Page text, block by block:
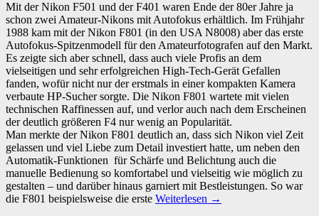
Mit der Nikon F501 und der F401 waren Ende der 80er Jahre ja
schon zwei Amateur-Nikons mit Autofokus erhältlich. Im Frühjahr
1988 kam mit der Nikon F801 (in den USA N8008) aber das erste
Autofokus-Spitzenmodell für den Amateurfotografen auf den Markt.
Es zeigte sich aber schnell, dass auch viele Profis an dem
vielseitigen und sehr erfolgreichen High-Tech-Gerät Gefallen
fanden, wofür nicht nur der erstmals in einer kompakten Kamera
verbaute HP-Sucher sorgte. Die Nikon F801 wartete mit vielen
technischen Raffinessen auf, und verlor auch nach dem Erscheinen
der deutlich größeren F4 nur wenig an Popularität.
Man merkte der Nikon F801 deutlich an, dass sich Nikon viel Zeit
gelassen und viel Liebe zum Detail investiert hatte, um neben den
Automatik-Funktionen für Schärfe und Belichtung auch die
manuelle Bedienung so komfortabel und vielseitig wie möglich zu
gestalten – und darüber hinaus garniert mit Bestleistungen. So war
die F801 beispielsweise die erste Weiterlesen →